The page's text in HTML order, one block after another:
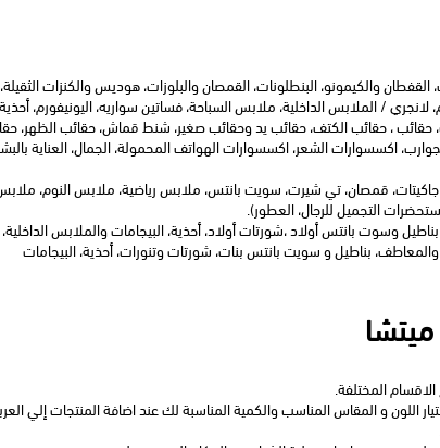
التجميل للرجال، العطور).